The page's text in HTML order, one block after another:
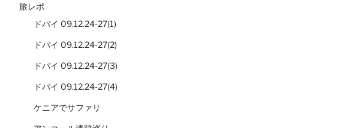
旅レポ
ドバイ 09.12.24-27(1)
ドバイ 09.12.24-27(2)
ドバイ 09.12.24-27(3)
ドバイ 09.12.24-27(4)
ケニアでサファリ